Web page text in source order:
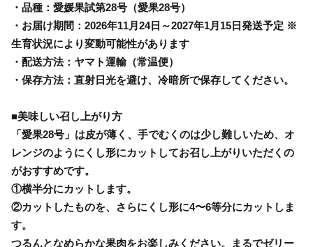
・品種：愛媛果試第28号（愛果28号）
・お届け期間：2026年11月24日～2027年1月15日発送予定 ※
生育状況により変動可能性があります
・配送方法：ヤマト運輸（常温便）
・保存方法：直射日光を避け、冷暗所で保存してください。
■美味しい召し上がり方
「愛果28号」は皮が薄く、手でむくのは少し難しいため、オ
レンジのようにくし形にカットしてお召し上がりいただくの
がおすすめです。
①横半分にカットします。
②カットしたものを、さらにくし形に4〜6等分にカットしま
す。
つるんとなめらかな果肉をお楽しみください。まるでゼリー